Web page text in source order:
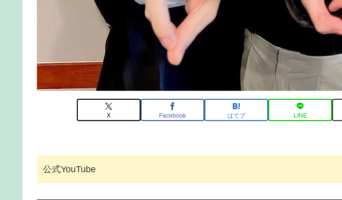
X Facebook はてブ LINE
公式YouTube